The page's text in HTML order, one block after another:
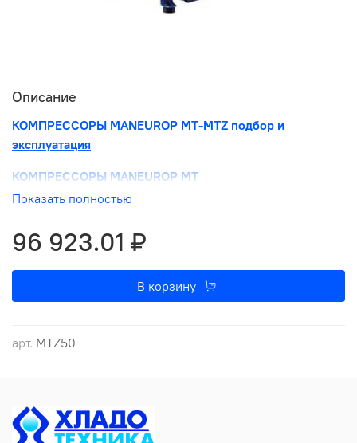
арт. MTZ50
Описание
КОМПРЕССОРЫ MANEUROP MT-MTZ подбор и
эксплуатация
КОМПРЕССОРЫ MANEUROP MT
КОМПРЕССОРЫ MANEUROP MTZ
ЛЕНТОЧНЫЙ ПОДОГРЕВАТЕЛЬ КАРТЕРА
ПОДОГРЕВАТЕЛЬ КАРТЕРА PTC
Показать полностью
96 923.01 ₽
В корзину